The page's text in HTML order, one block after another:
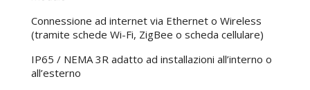
Connessione ad internet via Ethernet o Wireless
(tramite schede Wi-Fi, ZigBee o scheda cellulare)
IP65 / NEMA 3R adatto ad installazioni all’interno o
all’esterno